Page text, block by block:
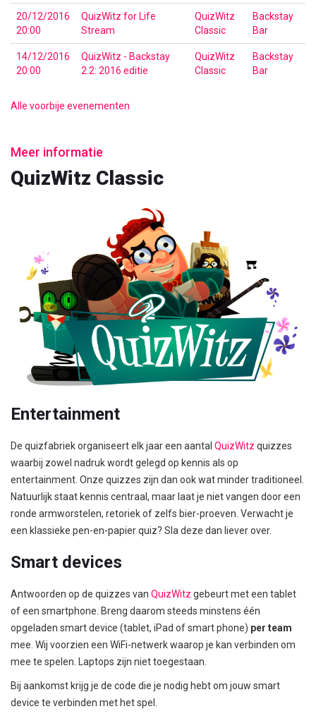
20/12/2016
20:00
QuizWitz for Life
Stream
QuizWitz
Classic
Backstay
Bar
14/12/2016
20:00
QuizWitz - Backstay
2.2: 2016 editie
QuizWitz
Classic
Backstay
Bar
Alle voorbije evenementen
Meer informatie
QuizWitz Classic
Entertainment
De quizfabriek organiseert elk jaar een aantal QuizWitz quizzes
waarbij zowel nadruk wordt gelegd op kennis als op
entertainment. Onze quizzes zijn dan ook wat minder traditioneel.
Natuurlijk staat kennis centraal, maar laat je niet vangen door een
ronde armworstelen, retoriek of zelfs bier-proeven. Verwacht je
een klassieke pen-en-papier quiz? Sla deze dan liever over.
Smart devices
Antwoorden op de quizzes van QuizWitz gebeurt met een tablet
of een smartphone. Breng daarom steeds minstens één
opgeladen smart device (tablet, iPad of smart phone) per team
mee. Wij voorzien een WiFi-netwerk waarop je kan verbinden om
mee te spelen. Laptops zijn niet toegestaan.
Bij aankomst krijg je de code die je nodig hebt om jouw smart
device te verbinden met het spel.